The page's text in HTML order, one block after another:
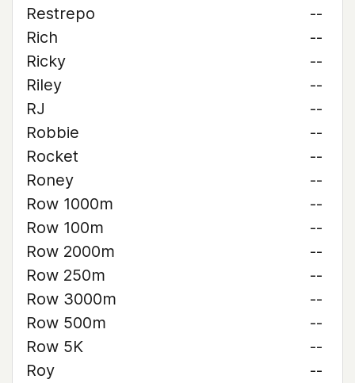
Restrepo
--
Rich
--
Ricky
--
Riley
--
RJ
--
Robbie
--
Rocket
--
Roney
--
Row 1000m
--
Row 100m
--
Row 2000m
--
Row 250m
--
Row 3000m
--
Row 500m
--
Row 5K
--
Roy
--